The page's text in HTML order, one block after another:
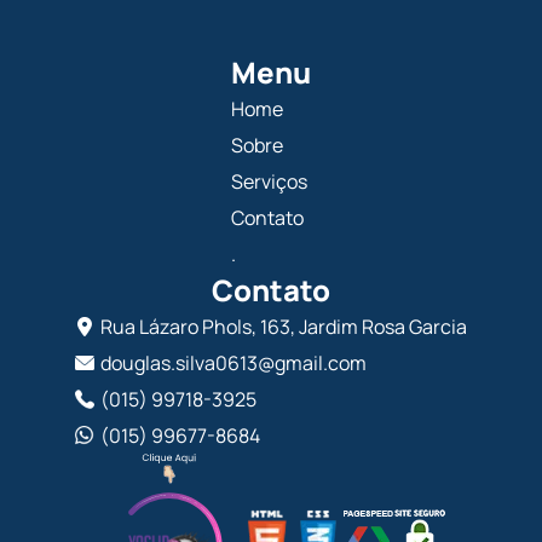
Menu
Home
Sobre
Serviços
Contato
.
Contato
Rua Lázaro Phols, 163, Jardim Rosa Garcia
douglas.silva0613@gmail.com
(015) 99718-3925
(015) 99677-8684